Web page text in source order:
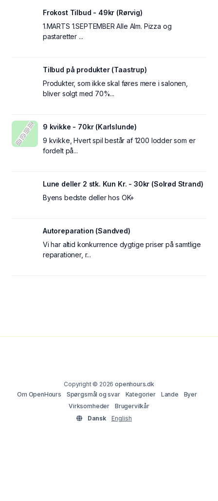
Frokost Tilbud - 49kr (Rørvig)
1.MARTS 1.SEPTEMBER Alle Alm. Pizza og
pastaretter ...
Tilbud på produkter (Taastrup)
Produkter, som ikke skal føres mere i salonen,
bliver solgt med 70%...
9 kvikke - 70kr (Karlslunde)
9 kvikke, Hvert spil består af 1200 lodder som er
fordelt på...
Lune deller 2 stk. Kun Kr. - 30kr (Solrød Strand)
Byens bedste deller hos OK+
Autoreparation (Sandved)
Vi har altid konkurrence dygtige priser på samtlige
reparationer, r...
Copyright © 2026openhours.dk
Om OpenHours
Spørgsmål og svar Kategorier Lande
Byer
Virksomheder
Brugervilkår
Dansk
English